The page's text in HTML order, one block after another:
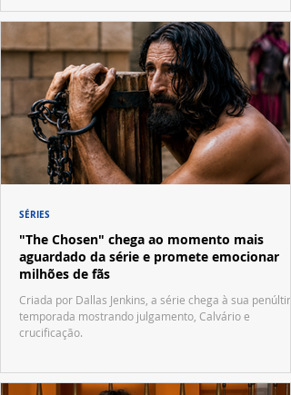
"The Chosen" chega ao momento mais
aguardado da série e promete emocionar
milhões de fãs
Criada por Dallas Jenkins, a série chega à sua
temporada mostrando julgamento, Calvário e
crucificação.
SÉRIES